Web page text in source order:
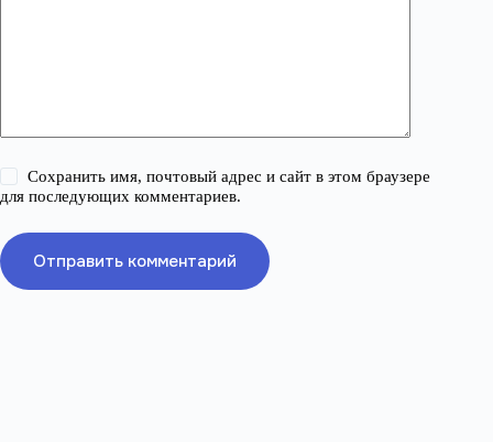
Сохранить имя, почтовый адрес и сайт в этом браузере
для последующих комментариев.
Отправить комментарий